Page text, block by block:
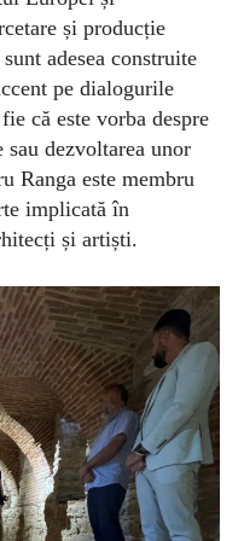
și producție
adesea construite
pe dialogurile
că este vorba despre
dezvoltarea unor
Ranga este membru
implicată în
și artiști.